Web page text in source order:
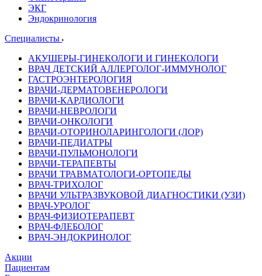
ЭКГ
Эндокринология
Специалисты
АКУШЕРЫ-ГИНЕКОЛОГИ И ГИНЕКОЛОГИ
ВРАЧ ДЕТСКИЙ АЛЛЕРГОЛОГ-ИММУНОЛОГ
ГАСТРОЭНТЕРОЛОГИЯ
ВРАЧИ-ДЕРМАТОВЕНЕРОЛОГИ
ВРАЧИ-КАРДИОЛОГИ
ВРАЧИ-НЕВРОЛОГИ
ВРАЧИ-ОНКОЛОГИ
ВРАЧИ-ОТОРИНОЛАРИНГОЛОГИ (ЛОР)
ВРАЧИ-ПЕДИАТРЫ
ВРАЧИ-ПУЛЬМОНОЛОГИ
ВРАЧИ-ТЕРАПЕВТЫ
ВРАЧИ ТРАВМАТОЛОГИ-ОРТОПЕДЫ
ВРАЧ-ТРИХОЛОГ
ВРАЧИ УЛЬТРАЗВУКОВОЙ ДИАГНОСТИКИ (УЗИ)
ВРАЧ-УРОЛОГ
ВРАЧ-ФИЗИОТЕРАПЕВТ
ВРАЧ-ФЛЕБОЛОГ
ВРАЧ-ЭНДОКРИНОЛОГ
Акции
Пациентам